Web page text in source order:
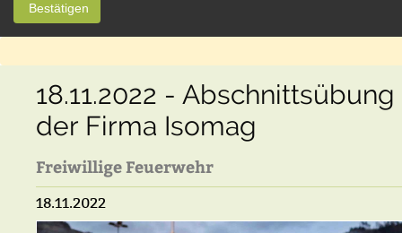
Bestätigen
18.11.2022 -
der Firma Isomag
Freiwillige Feuerwehr
18.11.2022